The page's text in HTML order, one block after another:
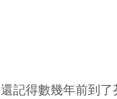
還記得數幾年前到